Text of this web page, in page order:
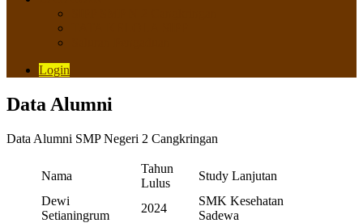
Login
Data Alumni
Data Alumni SMP Negeri 2 Cangkringan
Nama
Tahun
Lulus
Study Lanjutan
Dewi
Setianingrum
2024
SMK Kesehatan
Sadewa